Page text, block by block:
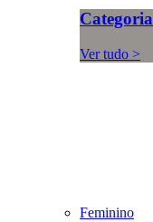
Categoria
Ver tudo >
Feminino